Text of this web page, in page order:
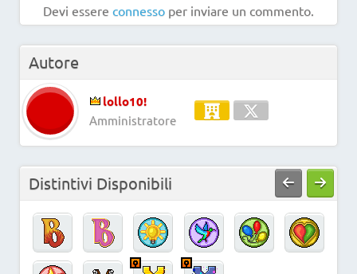
Devi essere connesso per inviare un commento.
Autore
lollo10!
Amministratore
Distintivi Disponibili